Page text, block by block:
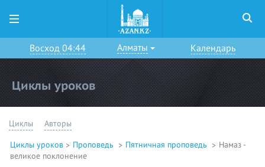
Восход 04:44 Алматы Календарь
Циклы уроков
Циклы Авторы
Циклы уроков Проповедь Пятничная проповедь
Намаз -
великое поклонение